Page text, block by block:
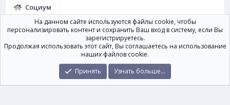
Социум
Условия и правила Политика конфиденциальности
Запросов 37 Время 0.3312s Память
На данном сайте используются файлы cookie, чтобы
персонализировать контент и сохранить Ваш вход в систему, если Вы
зарегистрируетесь.
Продолжая использовать этот сайт, Вы соглашаетесь на использование
наших файлов cookie.
Принять
Узнать больше...